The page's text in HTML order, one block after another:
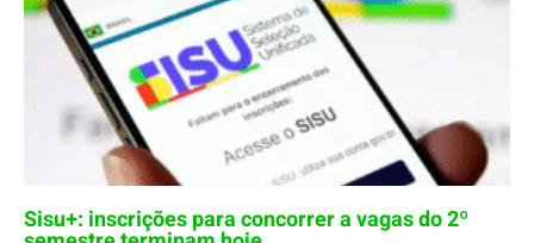
Sisu+: inscrições para concorrer a vagas do 2º